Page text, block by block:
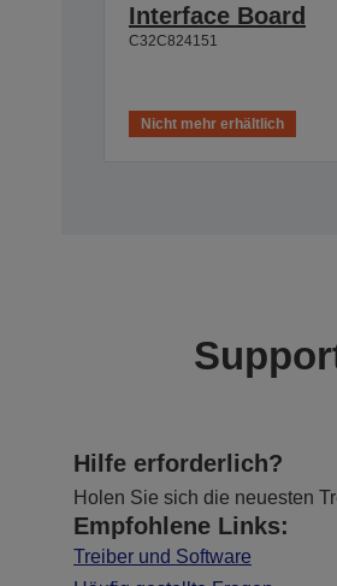
Interface Board
C32C824151
Nicht mehr erhältlich
Hilfe erforderlich?
Holen Sie sich die neuesten
Empfohlene Links:
Treiber und Software